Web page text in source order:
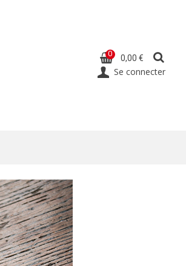
0 0,00 €
Se connecter